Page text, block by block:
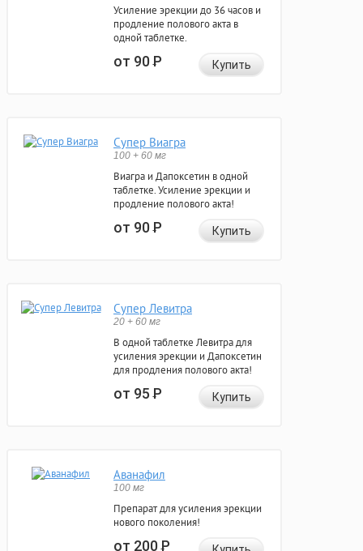
Усиление эрекции до 36 часов и
продление полового акта в
одной таблетке.
от 90Р Купить
Супер Виагра
100 + 60 мг
Виагра и Дапоксетин в одной
таблетке. Усиление эрекции и
продление полового акта!
от 90Р Купить
Супер Левитра
20 + 60 мг
В одной таблетке Левитра для
усиления эрекции и Дапоксетин
для продления полового акта!
от 95Р Купить
Аванафил
100 мг
Препарат для усиления эрекции
нового поколения!
от 200Р